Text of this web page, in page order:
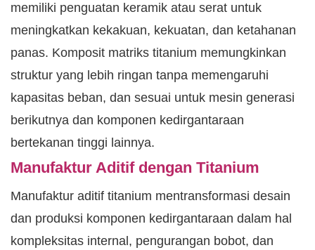
memiliki penguatan keramik atau serat untuk
meningkatkan kekakuan, kekuatan, dan ketahanan
panas. Komposit matriks titanium memungkinkan
struktur yang lebih ringan tanpa memengaruhi
kapasitas beban, dan sesuai untuk mesin generasi
berikutnya dan komponen kedirgantaraan
bertekanan tinggi lainnya.
Manufaktur Aditif dengan Titanium
Manufaktur aditif titanium mentransformasi desain
dan produksi komponen kedirgantaraan dalam hal
kompleksitas internal, pengurangan bobot, dan